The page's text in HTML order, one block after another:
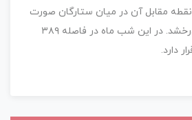
مقابل آن در میان ستارگان صورت
فلکی دلو و حوت می‌درخشد. در این شب ماه در فاصله ۳۸۹
دارد.